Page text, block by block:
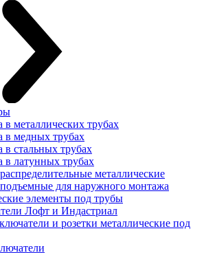
в металлических трубах
в медных трубах
в стальных трубах
в латунных трубах
металлические
для наружного монтажа
элементы под трубы
Лофт и Индастриал
и розетки металлические под